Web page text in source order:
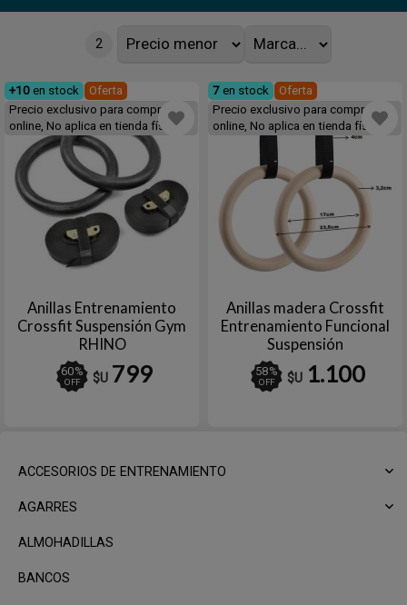
ACCESORIOS DE ENTRENAMIENTO
AGARRES
ALMOHADILLAS
BANCOS
2
+10 en stock
Oferta
Precio exclusivo para compras
online, No aplica en tienda física
Anillas Entrenamiento
Crossfit Suspensión Gym
RHINO
60%
OFF $U 799
7 en stock
Oferta
Precio exclusivo para compras
online, No aplica en tienda física
Anillas madera Crossfit
Entrenamiento Funcional
Suspensión
58%
OFF $U 1.100